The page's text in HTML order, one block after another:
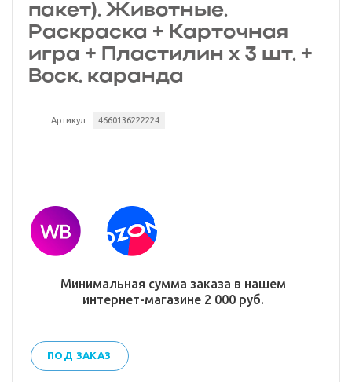
пакет). Животные.
Раскраска + Карточная
игра + Пластилин х 3 шт. +
Воск. каранда
Артикул 4660136222224
Минимальная сумма заказа в нашем
интернет-магазине 2 000 руб.
ПОД ЗАКАЗ